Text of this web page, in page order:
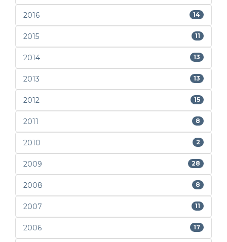
2016 14
2015 11
2014 13
2013 13
2012 15
2011 8
2010 2
2009 28
2008 8
2007 11
2006 17